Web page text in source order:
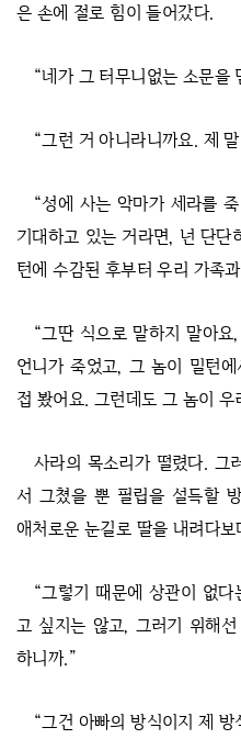
은 손에 절로 힘이 들어갔다.
“네가 그 터무니없는 소문을
“그런 거 아니라니까요. 제
“성에 사는 악마가 세라를
기대하고 있는 거라면, 넌 단
턴에 수감된 후부터 우리 가족
“그딴 식으로 말하지 말아
언니가 죽었고, 그 놈이 밀턴
접 봤어요. 그런데도 그 놈이
사라의 목소리가 떨렸다. 그
서 그쳤을 뿐 필립을 설득할
애처로운 눈길로 딸을 내려다
“그렇기 때문에 상관이 없
고 싶지는 않고, 그러기 위해
하니까.”
“그건 아빠의 방식이지 제